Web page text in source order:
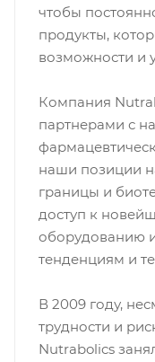
чтобы
продукты,
возможности и
Компания
партнерами с
наши позиции
границы и
доступ к
оборудованию
тенденциям и
В 2009 году,
трудности и
Nutrabolics